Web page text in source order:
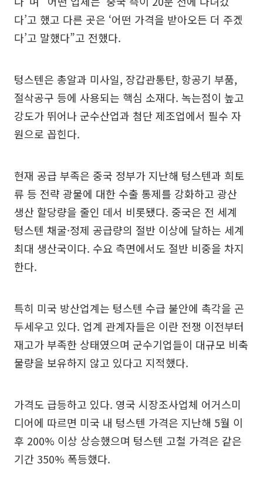
다’고 했고 다른 곳은 ‘어떤 가격을 받아오든 더 주겠
다’고 말했다”고 전했다.
텅스텐은 총알과 미사일, 장갑관통탄, 항공기 부품,
절삭공구 등에 사용되는 핵심 소재다. 녹는점이 높고
강도가 뛰어나 군수산업과 첨단 제조업에서 필수 자
원으로 꼽힌다.
현재 공급 부족은 중국 정부가 지난해 텅스텐과 희토
류 등 전략 광물에 대한 수출 통제를 강화하고 광산
생산 할당량을 줄인 데서 비롯됐다. 중국은 전 세계
텅스텐 채굴·정제 공급량의 절반 이상에 달하는 세계
최대 생산국이다. 수요 측면에서도 절반 비중을 차지
한다.
특히 미국 방산업계는 텅스텐 수급 불안에 촉각을 곤
두세우고 있다. 업계 관계자들은 이란 전쟁 이전부터
재고가 부족한 상태였으며 군수기업들이 대규모 비축
물량을 보유하지 않고 있다고 지적했다.
가격도 급등하고 있다. 영국 시장조사업체 어거스미
디어에 따르면 미국 내 텅스텐 가격은 지난해 5월 이
후 200% 이상 상승했으며 텅스텐 고철 가격은 같은
기간 350% 폭등했다.